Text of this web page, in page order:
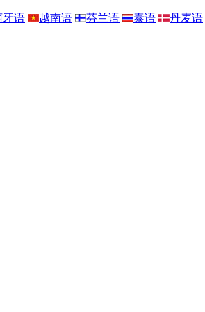
牙语 越南语 芬兰语 泰语 丹麦语